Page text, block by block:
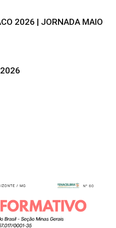
2026 | JORNADA MAIO